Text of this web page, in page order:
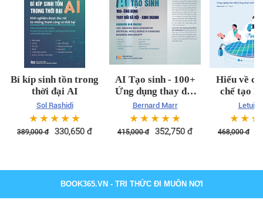
Bí kíp sinh tồn trong
thời đại AI
Sol Rashidi
☆☆☆☆☆
389,000đ 330,650 đ
AI Tạo sinh - 100+
Ứng dụng thay đổi
xã hội kinh doanh
Bernard Marr
☆☆☆☆☆
415,000đ 352,750 đ
Hiểu về
chế tạo
Letuin
☆☆☆
468,000đ
BOOK365.VN- TRI THỨC ĐI MUÔN NƠI